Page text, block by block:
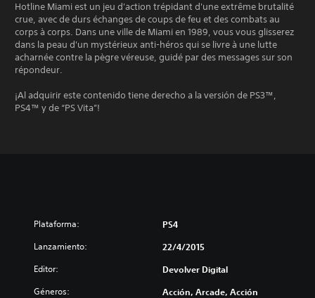
Hotline Miami est un jeu d'action trépidant d'une extrême brutalité
crue, avec de durs échanges de coups de feu et des combats au
corps à corps. Dans une ville de Miami en 1989, vous vous glisserez
dans la peau d'un mystérieux anti-héros qui se livre à une lutte
acharnée contre la pègre véreuse, guidé par des messages sur son
répondeur.
¡Al adquirir este contenido tiene derecho a la versión de PS3™,
PS4™ y de “PS Vita”!
Plataforma: PS4
Lanzamiento: 22/4/2015
Editor: Devolver Digital
Géneros: Acción, Arcade, Acción